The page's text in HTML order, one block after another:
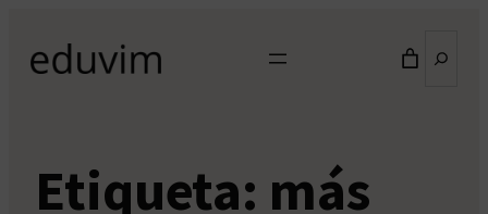
contenido
Etiqueta: más